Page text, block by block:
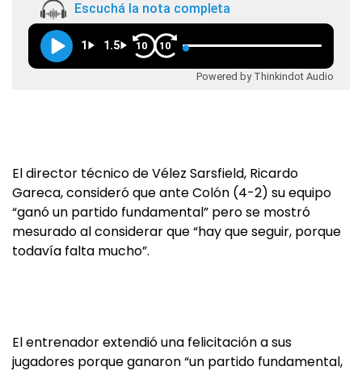
Escuchá la nota completa
1 1.5 10 10
Powered by Thinkindot Audio
El director técnico de Vélez Sarsfield, Ricardo
Gareca, consideró que ante Colón (4-2) su equipo
“ganó un partido fundamental” pero se mostró
mesurado al considerar que “hay que seguir, porque
todavía falta mucho”.
El entrenador extendió una felicitación a sus
jugadores porque ganaron “un partido fundamental,